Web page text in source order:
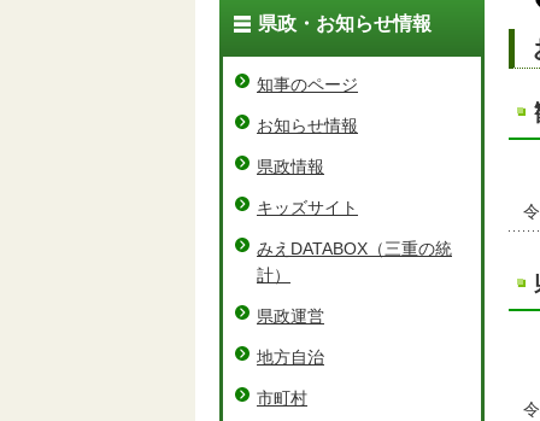
県政・お知らせ情報
知事のページ
お知らせ情報
県政情報
キッズサイト
みえDATABOX（三重の統
計）
県政運営
地方自治
市町村